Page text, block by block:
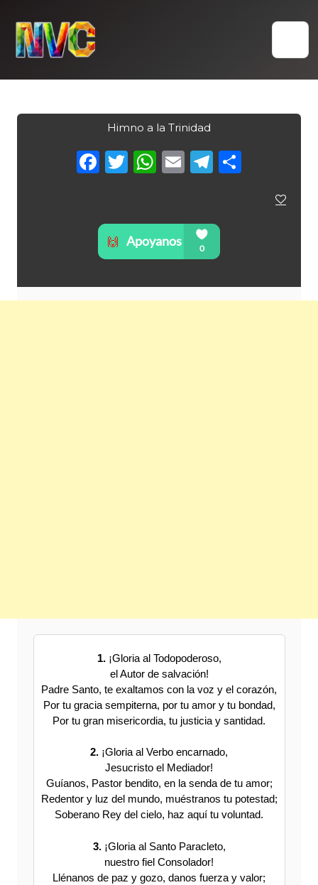
content
Himno a la Trinidad
Facebook
Twitter
WhatsApp
Email
1.¡Gloria al Todopoderoso,
el Autor de salvación!
Padre Santo, te exaltamos con la voz y el corazón,
Por tu gracia sempiterna, por tu amor y tu bondad,
Por tu gran misericordia, tu justicia y santidad.
2. ¡Gloria al Verbo encarnado,
Jesucristo el Mediador!
Guíanos, Pastor bendito, en la senda de tu amor;
Redentor y luz del mundo, muéstranos tu potestad;
Soberano Rey del cielo, haz aquí tu voluntad.
3.¡Gloria al Santo Paracleto,
nuestro fiel Consolador!
Llénanos de paz y gozo, danos fuerza y valor;